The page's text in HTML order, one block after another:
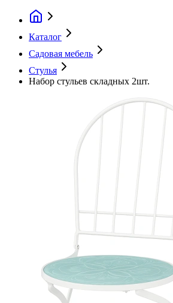
Каталог
Садовая мебель
Стулья
Набор стульев складных 2шт.